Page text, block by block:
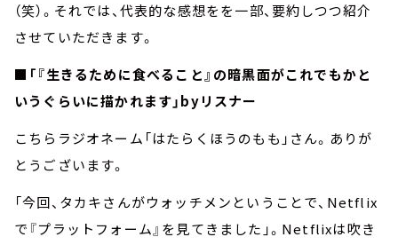
（笑）。それでは、代表的な感想をを一部、要約しつつ紹介
させていただきます。
■「『生きるために食べること』の暗黒面がこれでもかと
いうぐらいに描かれます」byリスナー
こちらラジオネーム「はたらくほうのもも」さん。ありが
とうございます。
「今回、タカキさんがウォッチメンということで、Netflix
で『プラットフォーム』を見てきました」。Netflixは吹き